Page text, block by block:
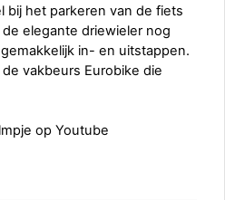
bij het parkeren van de fiets
elegante driewieler nog
in- en uitstappen.
vakbeurs Eurobike die
op Youtube